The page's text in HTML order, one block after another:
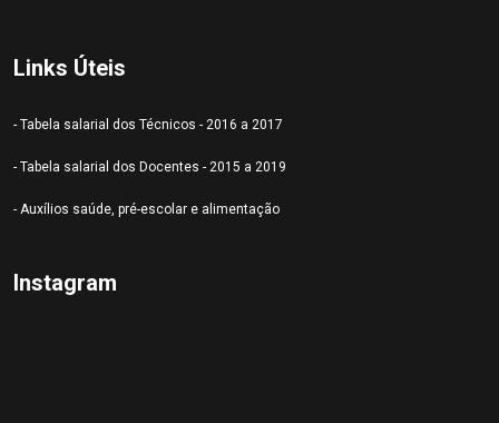
Links Úteis
- Tabela salarial dos Técnicos - 2016 a 2017
- Tabela salarial dos Docentes - 2015 a 2019
- Auxílios saúde, pré-escolar e alimentação
Instagram